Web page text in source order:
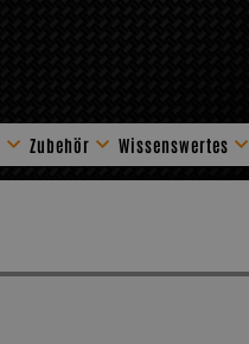
Zubehör
Stahlflex Zubehör
Wissenswertes